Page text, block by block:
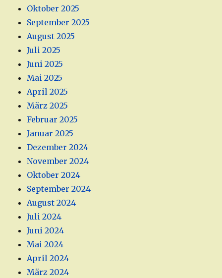
Oktober 2025
September 2025
August 2025
Juli 2025
Juni 2025
Mai 2025
April 2025
März 2025
Februar 2025
Januar 2025
Dezember 2024
November 2024
Oktober 2024
September 2024
August 2024
Juli 2024
Juni 2024
Mai 2024
April 2024
März 2024